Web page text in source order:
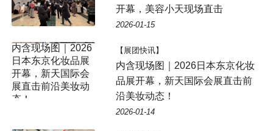
开幕，美容小天现场直击
2026-01-15
【展团快讯】
内含现场图｜2026日本东京化妆
品展开幕，新天国际会展直击前
沿美妆动态！
2026-01-14